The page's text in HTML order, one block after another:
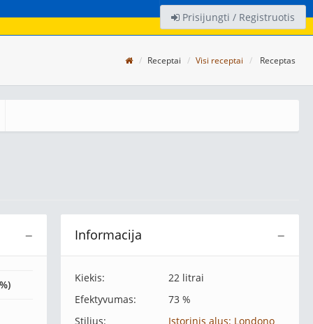
Prisijungti / Registruotis
Receptai Visi receptai Receptas
−
Informacija
Kiekis:
22 litrai
Efektyvumas:
73 %
Stilius:
Istorinis alus: Londono
−